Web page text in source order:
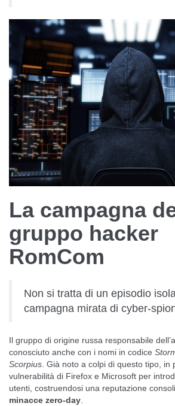
La campagna
gruppo hacker
RomCom
Non si tratta di un episodio
campagna mirata di cyber-
Il gruppo di origine russa responsabile
conosciuto anche con i nomi in codice
Scorpius . Già noto a colpi di questo tipo,
vulnerabilità di Firefox e Microsoft per
utenti, costruendosi una reputazione
minacce zero-day